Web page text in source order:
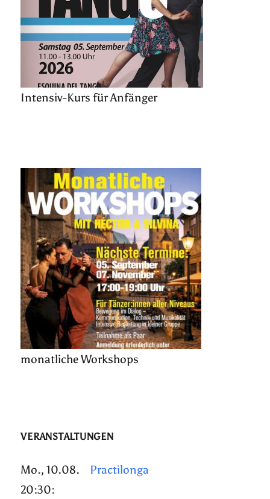
Intensiv-Kurs für Anfänger
monatliche Workshops
VERANSTALTUNGEN
Mo., 10.08.
20:30:
Practilonga